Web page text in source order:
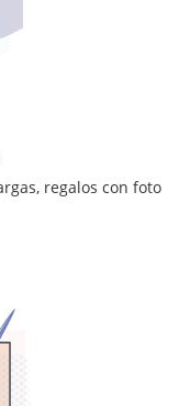
regalos con foto